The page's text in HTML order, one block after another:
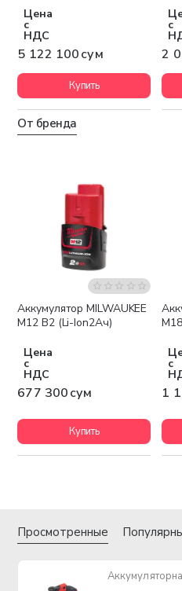
Цена
с
НДС
5 122 100 сум
Купить
с
2
От бренда
Аккумулятор MILWAUKEE
M12 B2 (Li-Ion2Ач)
Цена
с
НДС
677 300 сум
Купить
с
1
Просмотренные